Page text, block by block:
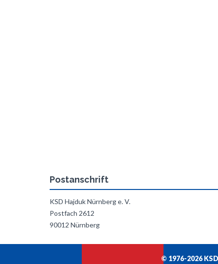
Postanschrift
KSD Hajduk Nürnberg e. V.
Postfach 2612
90012 Nürnberg
© 1976-2026